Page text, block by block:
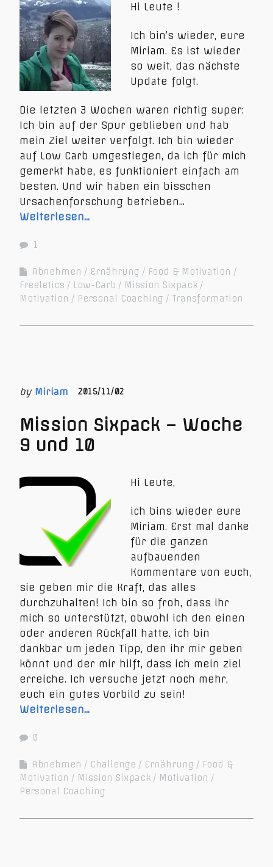
Hi Leute !
Ich bin’s wieder, eure
Miriam. Es ist wieder
so weit, das nächste
Update folgt.
Die letzten 3 Wochen waren richtig super:
Ich bin auf der Spur geblieben und hab
mein Ziel weiter verfolgt. Ich bin wieder
auf Low Carb umgestiegen, da ich für mich
gemerkt habe, es funktioniert einfach am
besten. Und wir haben ein bisschen
Ursachenforschung betrieben…
Weiterlesen…
1
Abnehmen Ernährung
Food & Motivation
Freeletics
Low-Carb
Mission Sixpack
Motivation
Personal Coaching Transformation
by Miriam 2015/11/02
Mission Sixpack – Woche
9 und 10
Hi Leute,
ich bins wieder eure
Miriam. Erst mal danke
für die ganzen
aufbauenden
Kommentare von euch,
sie geben mir die Kraft, das alles
durchzuhalten! Ich bin so froh, dass ihr
mich so unterstützt, obwohl ich den einen
oder anderen Rückfall hatte. ich bin
dankbar um jeden Tipp, den ihr mir geben
könnt und der mir hilft, dass ich mein ziel
erreiche. Ich versuche jetzt noch mehr,
euch ein gutes Vorbild zu sein!
Weiterlesen…
0
Abnehmen Challenge Ernährung
Food &
Motivation
Mission Sixpack
Motivation
Personal Coaching